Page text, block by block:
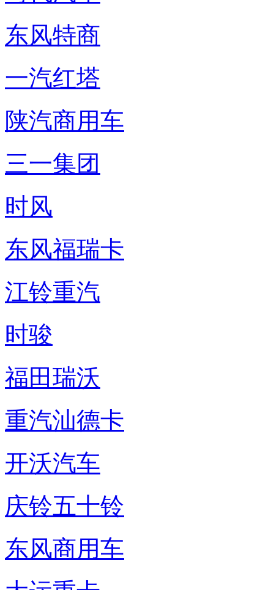
东风特商
一汽红塔
陕汽商用车
三一集团
时风
东风福瑞卡
江铃重汽
时骏
福田瑞沃
重汽汕德卡
开沃汽车
庆铃五十铃
东风商用车